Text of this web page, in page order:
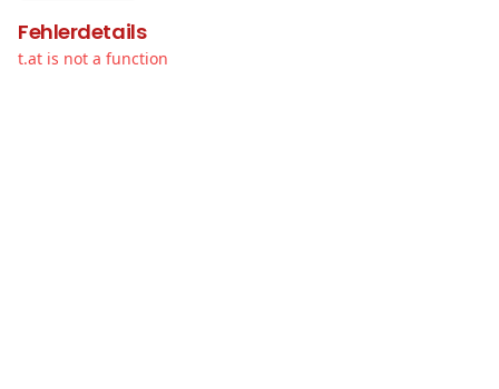
Fehlerdetails
t.at is not a function